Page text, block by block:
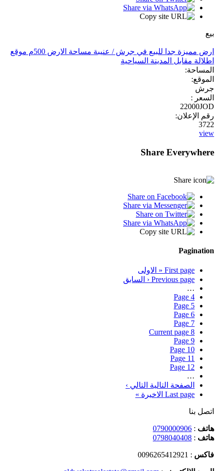
بيع
ارض مميزة جدا للبيع في جرش / عنيبة مساحة الارض 500م موقع
اطلالة مقابل المدينة السياحية
المساحة:
الموقع:
جرش
السعر :
22000JOD
رقم الإعلان:
3722
view
Share Everywhere
Pagination
First page « الاولى
Previous page ‹ السابق
…
Page 4
Page 5
Page 6
Page 7
Current page 8
Page 9
Page 10
Page 11
Page 12
…
الصفحة التالية التالي ›
Last page الاخيرة »
اتصل بنا
هاتف :
0790000906
هاتف :
0798040408
فاكس : 0096265412921